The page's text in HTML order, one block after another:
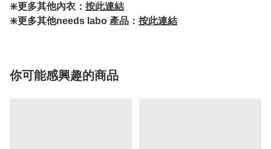
❇️更多其他內衣： 按此連結
❇️更多其他needs labo 產品： 按此連結
你可能感興趣的商品